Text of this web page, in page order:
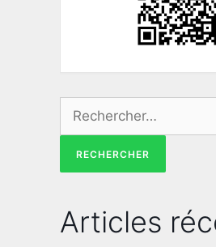
Articles